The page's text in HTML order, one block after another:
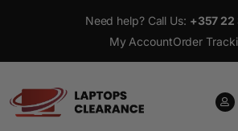
Need help? Call Us: +357 22
My AccountOrder